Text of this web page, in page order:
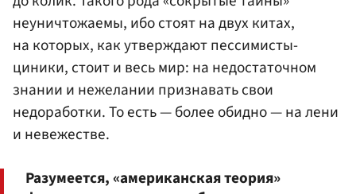
неуничтожаемы, ибо стоят на двух китах,
на которых, как утверждают пессимисты-
циники, стоит и весь мир: на недостаточном
знании и нежелании признавать свои
недоработки. То есть — более обидно — на лени
и невежестве.
Разумеется, «американская теория»